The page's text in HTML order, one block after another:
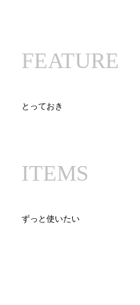
食品
FEATURE
とっておき
ニッポン、地方のいいモノ
ITEMS
ずっと使いたい